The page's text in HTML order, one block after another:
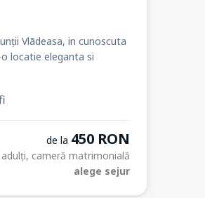
Vlãdeasa, in cunoscuta
locatie eleganta si
de la 450 RON
cameră matrimonială
alege sejur